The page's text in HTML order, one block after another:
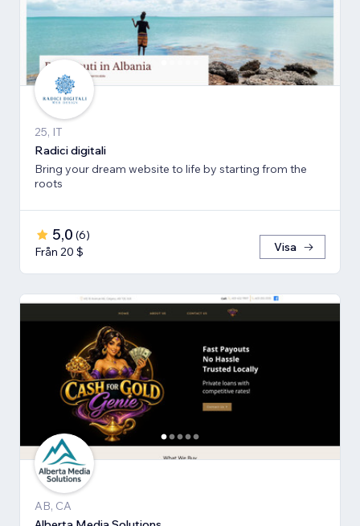
25, IT
Radici digitali
Bring your dream website to life by starting from the
roots
5,0 (6)
Från 20 $
Visa
AB, CA